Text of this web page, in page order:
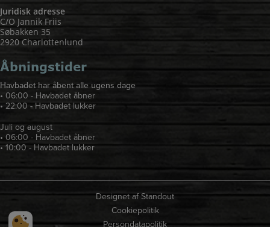
Juridisk adresse
C/O Jannik Friis
Søbakken 35
2920 Charlottenlund
Åbningstider
Havbadet har åbent alle ugens dage
• 06:00 - Havbadet åbner
• 22:00 - Havbadet lukker
Juli og august
• 06:00 - Havbadet åbner
• 10:00 - Havbadet lukker
Designet afStandout
Cookiepolitik
Persondatapolitik